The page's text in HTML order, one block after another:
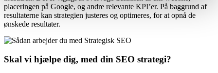
placeringen på Google, og andre relevante KPI’er. På baggrund af
resultaterne kan strategien justeres og optimeres, for at opnå de
ønskede resultater.
Skal vi hjælpe dig, med din SEO strategi?